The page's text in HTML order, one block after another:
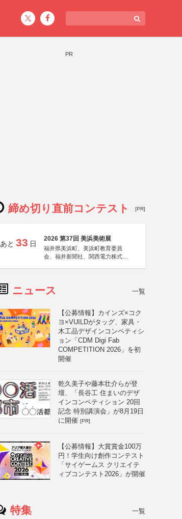
PR
締め切り直前コンテスト [PR]
あと 33 日
2026 第37回 美浜美術展
福井県美浜町、美浜町教育委員
会、福井新聞社、関西電力株式会
ニュース 一覧
【公募情報】カインズ×コク
ヨ×VUILDがタッグ、家具・
木工品デザインコンペティシ
ョン「CDM Digi Fab
COMPETITION 2026」を初
開催
乾久美子や藤本壮介らが登
壇、「長谷工 住まいのデザ
インコンペティション 20回
記念 特別講演会」が8月19日
に開催 [PR]
【公募情報】大賞賞金100万
円！学生向け創作コンテスト
「サイゲームス クリエイテ
ィブコンテスト2026」が開催
特集 一覧